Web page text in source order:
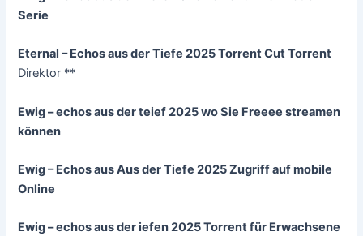
Serie
Eternal – Echos aus der Tiefe 2025 Torrent Cut Torrent
Direktor **
Ewig – echos aus der teief 2025 wo Sie Freeee streamen
können
Ewig – Echos aus Aus der Tiefe 2025 Zugriff auf mobile
Online
Ewig – echos aus der iefen 2025 Torrent für Erwachsene